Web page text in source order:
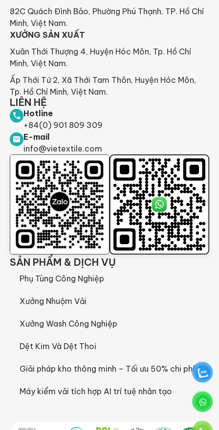
82C Quách Đình Bảo, Phường Phú Thạnh, TP. Hồ Chí
Minh, Việt Nam.
XƯỞNG SẢN XUẤT
Xuân Thới Thượng 4, Huyện Hóc Môn, Tp. Hồ Chí
Minh, Việt Nam.
Ấp Thới Tứ 2, Xã Thới Tam Thôn, Huyện Hóc Môn,
Tp. Hồ Chí Minh, Việt Nam.
LIÊN HỆ
Hotline
+84(0) 901 809 309
E-mail
info@vietextile.com
SẢN PHẨM & DỊCH VỤ
Phụ Tùng Công Nghiệp
Xưởng Nhuộm Vải
Xưởng Wash Công Nghiệp
Dệt Kim Và Dệt Thoi
Giải pháp kho thông minh – Tối ưu 50% chi phí
Máy kiểm vải tích hợp AI trí tuệ nhân tạo